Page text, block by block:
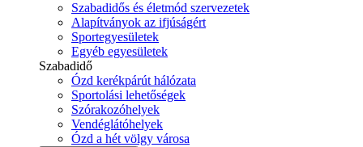
Szabadidős és életmód szervezetek
Alapítványok az ifjúságért
Sportegyesületek
Egyéb egyesületek
Szabadidő
Ózd kerékpárút hálózata
Sportolási lehetőségek
Szórakozóhelyek
Vendéglátóhelyek
Ózd a hét völgy városa